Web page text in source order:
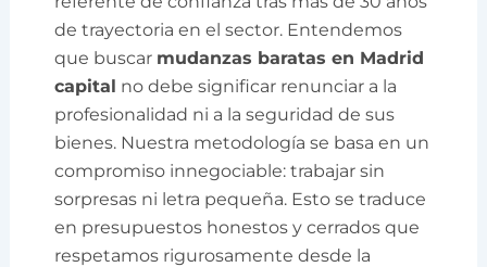
de trayectoria en el sector. Entendemos
que buscar mudanzas baratas en Madrid
capital no debe significar renunciar a la
profesionalidad ni a la seguridad de sus
bienes. Nuestra metodología se basa en un
compromiso innegociable: trabajar sin
sorpresas ni letra pequeña. Esto se traduce
en presupuestos honestos y cerrados que
respetamos rigurosamente desde la